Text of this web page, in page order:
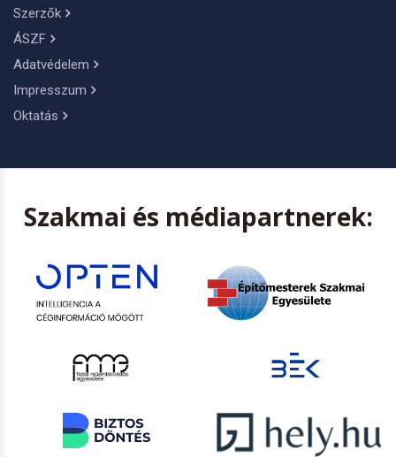
Szerzők
ÁSZF
Adatvédelem
Impresszum
Oktatás
Szakmai és médiapartnerek: